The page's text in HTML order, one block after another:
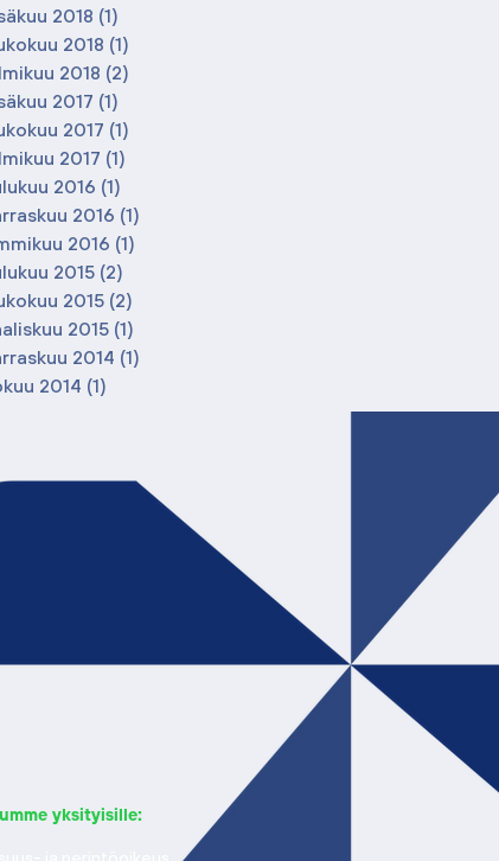
2018 (1)
2018 (1)
2018 (2)
2017 (1)
2017 (1)
2017 (1)
2016 (1)
2016 (1)
2016 (1)
2015 (2)
2015 (2)
2015 (1)
2014 (1)
2014 (1)
yksityisille: